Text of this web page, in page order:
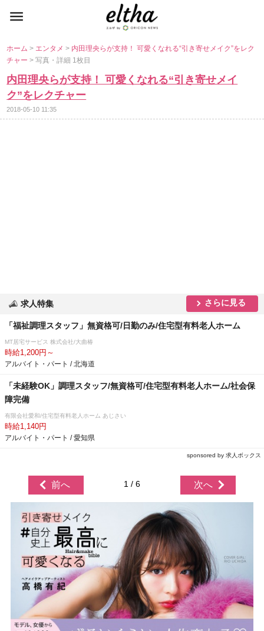
ホーム> エンタメ> 内田理央らが支持！ 可愛くなれる“引き寄せメイク”をレク
チャー> 写真・詳細 1枚目
内田理央らが支持！ 可愛くなれる“引き寄せメイ
ク”をレクチャー
2018-05-10 11:35
求人特集 さらに見る
「福祉調理スタッフ」無資格可/日勤のみ/住宅型有料老人ホーム
MT居宅サービス 株式会社/大曲椿
時給1,200円～
アルバイト・パート / 北海道
「未経験OK」調理スタッフ/無資格可/住宅型有料老人ホーム/社会保
障完備
有限会社愛和/住宅型有料老人ホーム あじさい
時給1,140円
アルバイト・パート / 愛知県
sponsored by 求人ボックス
前へ 1 / 6 次へ